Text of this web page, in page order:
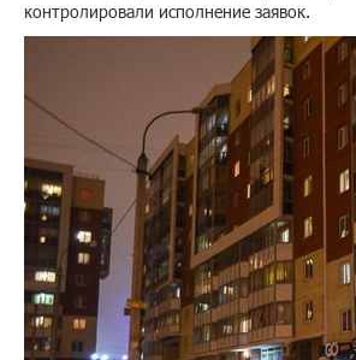
контролировали исполнение заявок.